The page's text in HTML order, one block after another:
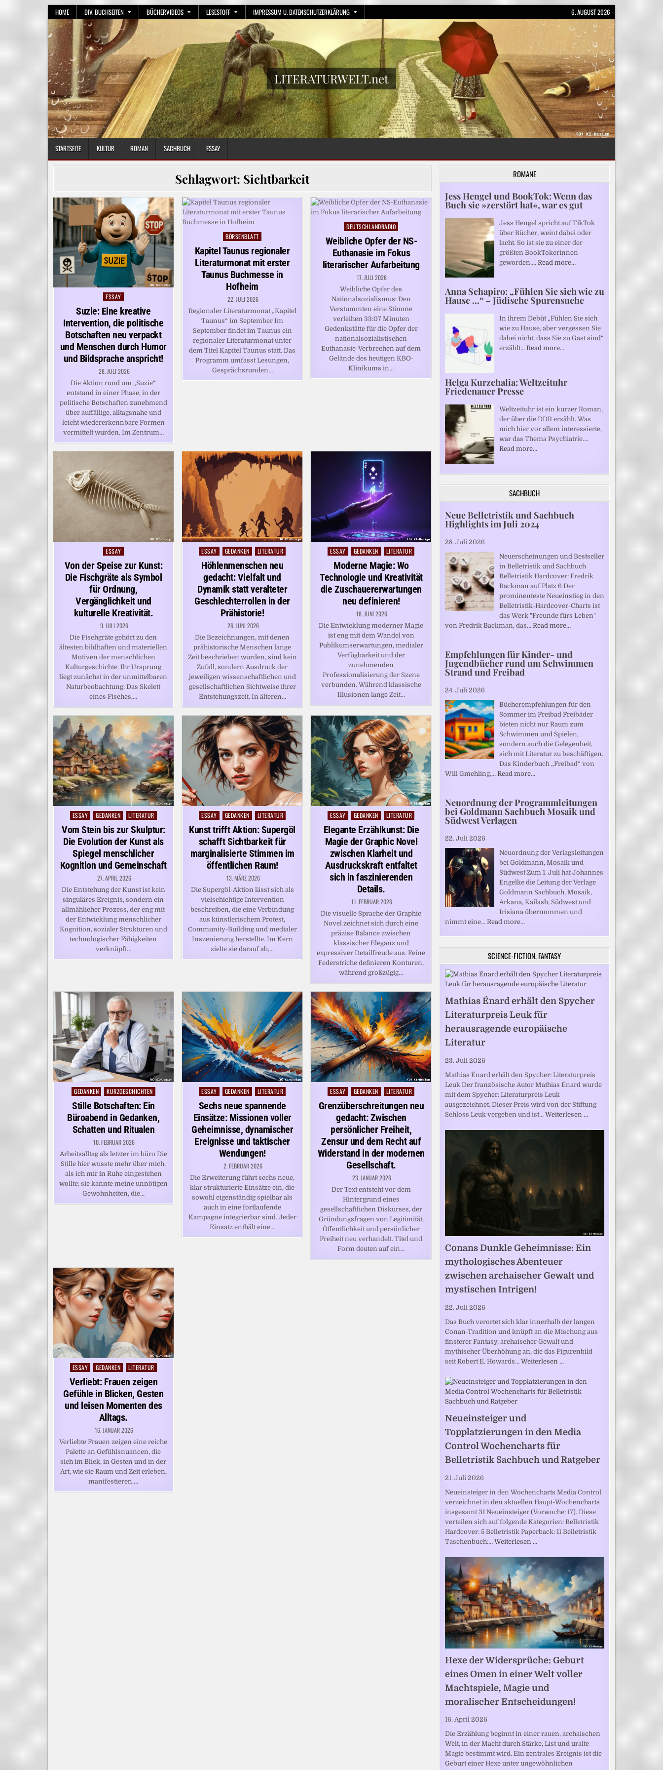
HOME DIV. BUCHSEITEN BÜCHERVIDEOS LESESTOFF IMPRESSUM U. DATENSCHUTZERKLÄRUNG 6. AUGUST 2026
LITERATURWELT.net
STARTSEITE KULTUR ROMAN SACHBUCH ESSAY
Schlagwort: Sichtbarkeit
Posted
in
ESSAY
Suzie: Eine kreative
Intervention, die politische
Botschaften neu verpackt
und Menschen durch Humor
und Bildsprache anspricht!
28. JULI 2026
Die Aktion rund um „Suzie“
entstand in einer Phase, in der
politische Botschaften zunehmend
über auffällige, alltagsnahe und
leicht wiedererkennbare Formen
vermittelt wurden. Im Zentrum…
Posted
in
BÖRSENBLATT
Kapitel Taunus regionaler
Literaturmonat mit erster
Taunus Buchmesse in
Hofheim
22. JULI 2026
Regionaler Literaturmonat „Kapitel
Taunus“ im September Im
September findet im Taunus ein
regionaler Literaturmonat unter
dem Titel Kapitel Taunus statt. Das
Programm umfasst Lesungen,
Gesprächsrunden…
Posted
in
DEUTSCHLANDRADIO
Weibliche Opfer der NS-
Euthanasie im Fokus
literarischer Aufarbeitung
17. JULI 2026
Weibliche Opfer des
Nationalsozialismus: Den
Verstummten eine Stimme
verleihen 33:07 Minuten
Gedenkstätte für die Opfer der
nationalsozialistischen
Euthanasie-Verbrechen auf dem
Gelände des heutigen KBO-
Klinikums in…
Posted
ESSAY
Von der Speise zur Kunst:
Die Fischgräte als Symbol
für Ordnung,
Vergänglichkeit und
kulturelle Kreativität.
9. JULI 2026
Die Fischgräte gehört zu den
ältesten bildhaften und materiellen
Motiven der menschlichen
Kulturgeschichte. Ihr Ursprung
liegt zunächst in der unmittelbaren
Naturbeobachtung: Das Skelett
eines Fisches,…
Posted
in
ESSAY GEDANKEN LITERATUR
Höhlenmenschen neu
gedacht: Vielfalt und
Dynamik statt veralteter
Geschlechterrollen in der
Prähistorie!
26. JUNI 2026
Die Bezeichnungen, mit denen
prähistorische Menschen lange
Zeit beschrieben wurden, sind kein
Zufall, sondern Ausdruck der
jeweiligen wissenschaftlichen und
gesellschaftlichen Sichtweise ihrer
Entstehungszeit. In älteren…
Posted
ESSAY GEDANKEN LITERATUR
Moderne Magie: Wo
Technologie und Kreativität
die Zuschauererwartungen
neu definieren!
18. JUNI 2026
Die Entwicklung moderner Magie
ist eng mit dem Wandel von
Publikumserwartungen, medialer
Verfügbarkeit und der
zunehmenden
Professionalisierung der Szene
verbunden. Während klassische
Illusionen lange Zeit…
Posted
ESSAY GEDANKEN LITERATUR
Vom Stein bis zur Skulptur:
Die Evolution der Kunst als
Spiegel menschlicher
Kognition und Gemeinschaft
27. APRIL 2026
Die Entstehung der Kunst ist kein
singuläres Ereignis, sondern ein
allmählicher Prozess, der eng mit
der Entwicklung menschlicher
Kognition, sozialer Strukturen und
technologischer Fähigkeiten
verknüpft…
Posted
ESSAY GEDANKEN LITERATUR
Kunst trifft Aktion: Supergöl
schafft Sichtbarkeit für
marginalisierte Stimmen im
öffentlichen Raum!
13. MÄRZ 2026
Die Supergöl-Aktion lässt sich als
vielschichtige Intervention
beschreiben, die eine Verbindung
aus künstlerischem Protest,
Community-Building und medialer
Inszenierung herstellte. Im Kern
zielte sie darauf ab,…
Posted
in
ESSAY GEDANKEN LITERATUR
Elegante Erzählkunst: Die
Magie der Graphic Novel
zwischen Klarheit und
Ausdruckskraft entfaltet
sich in faszinierenden
Details.
11. FEBRUAR 2026
Die visuelle Sprache der Graphic
Novel zeichnet sich durch eine
präzise Balance zwischen
klassischer Eleganz und
expressiver Detailfreude aus. Feine
Federstriche definieren Konturen,
während großzügig…
Posted
in
GEDANKEN KURZGESCHICHTEN
Stille Botschaften: Ein
Büroabend in Gedanken,
Schatten und Ritualen
10. FEBRUAR 2026
Arbeitsalltag als letzter im büro Die
Stille hier wusste mehr über mich,
als ich mir in Ruhe eingestehen
wollte: sie kannte meine unnötigen
Gewohnheiten, die…
Posted
in
ESSAY GEDANKEN LITERATUR
Sechs neue spannende
Einsätze: Missionen voller
Geheimnisse, dynamischer
Ereignisse und taktischer
Wendungen!
2. FEBRUAR 2026
Die Erweiterung führt sechs neue,
klar strukturierte Einsätze ein, die
sowohl eigenständig spielbar als
auch in eine fortlaufende
Kampagne integrierbar sind. Jeder
Einsatz enthält eine…
Posted
ESSAY GEDANKEN LITERATUR
Grenzüberschreitungen neu
gedacht: Zwischen
persönlicher Freiheit,
Zensur und dem Recht auf
Widerstand in der modernen
Gesellschaft.
23. JANUAR 2026
Der Text entsteht vor dem
Hintergrund eines
gesellschaftlichen Diskurses, der
Gründungsfragen von Legitimität,
Öffentlichkeit und persönlicher
Freiheit neu verhandelt. Titel und
Form deuten auf ein…
Posted
in
ESSAY GEDANKEN LITERATUR
Verliebt: Frauen zeigen
Gefühle in Blicken, Gesten
und leisen Momenten des
Alltags.
16. JANUAR 2026
Verliebte Frauen zeigen eine reiche
Palette an Gefühlsnuancen, die
sich im Blick, in Gesten und in der
Art, wie sie Raum und Zeit erleben,
manifestieren….
ROMANE
Jess Hengel und BookTok: Wenn das
Buch sie »zerstört hat«, war es gut
Jess Hengel spricht auf TikTok
über Bücher, weint dabei oder
lacht. So ist sie zu einer der
größten BookTokerinnen
geworden.… Read more…
Anna Schapiro: „Fühlen Sie sich wie zu
Hause …“ – Jüdische Spurensuche
In ihrem Debüt „Fühlen Sie sich
wie zu Hause, aber vergessen Sie
dabei nicht, dass Sie zu Gast sind“
erzählt… Read more…
Helga Kurzchalia: Weltzeituhr
Friedenauer Presse
Weltzeituhr ist ein kurzer Roman,
der über die DDR erzählt. Was
mich hier vor allem interessierte,
war das Thema Psychiatrie.…
Read more…
SACHBUCH
Neue Belletristik und Sachbuch
Highlights im Juli 2024
28. Juli 2026
Neuerscheinungen und Bestseller
in Belletristik und Sachbuch
Belletristik Hardcover: Fredrik
Backman auf Platz 6 Der
prominenteste Neueinstieg in den
Belletristik-Hardcover-Charts ist
das Werk "Freunde fürs Leben"
von Fredrik Backman, das… Read more…
Empfehlungen für Kinder- und
Jugendbücher rund um Schwimmen
Strand und Freibad
24. Juli 2026
Bücherempfehlungen für den
Sommer im Freibad Freibäder
bieten nicht nur Raum zum
Schwimmen und Spielen,
sondern auch die Gelegenheit,
sich mit Literatur zu beschäftigen.
Das Kinderbuch „Freibad“ von
Will Gmehling,… Read more…
Neuordnung der Programmleitungen
bei Goldmann Sachbuch Mosaik und
Südwest Verlagen
22. Juli 2026
Neuordnung der Verlagsleitungen
bei Goldmann, Mosaik und
Südwest Zum 1. Juli hat Johannes
Engelke die Leitung der Verlage
Goldmann Sachbuch, Mosaik,
Arkana, Kailash, Südwest und
Irisiana übernommen und
nimmt eine… Read more…
SCIENCE-FICTION, FANTASY
Mathias Énard erhält den Spycher
Literaturpreis Leuk für
herausragende europäische
Literatur
23. Juli 2026
Mathias Énard erhält den Spycher: Literaturpreis
Leuk Der französische Autor Mathias Énard wurde
mit dem Spycher: Literaturpreis Leuk
ausgezeichnet. Dieser Preis wird von der Stiftung
Schloss Leuk vergeben und ist… Weiterlesen …
Conans Dunkle Geheimnisse: Ein
mythologisches Abenteuer
zwischen archaischer Gewalt und
mystischen Intrigen!
22. Juli 2026
Das Buch verortet sich klar innerhalb der langen
Conan-Tradition und knüpft an die Mischung aus
finsterer Fantasy, archaischer Gewalt und
mythischer Überhöhung an, die das Figurenbild
seit Robert E. Howards… Weiterlesen …
Neueinsteiger und
Topplatzierungen in den Media
Control Wochencharts für
Belletristik Sachbuch und Ratgeber
21. Juli 2026
Neueinsteiger in den Wochencharts Media Control
verzeichnet in den aktuellen Haupt-Wochencharts
insgesamt 31 Neueinsteiger (Vorwoche: 17). Diese
verteilen sich auf folgende Kategorien: Belletristik
Hardcover: 5 Belletristik Paperback: 11 Belletristik
Taschenbuch:… Weiterlesen …
Hexe der Widersprüche: Geburt
eines Omen in einer Welt voller
Machtspiele, Magie und
moralischer Entscheidungen!
16. April 2026
Die Erzählung beginnt in einer rauen, archaischen
Welt, in der Macht durch Stärke, List und uralte
Magie bestimmt wird. Ein zentrales Ereignis ist die
Geburt einer Hexe unter ungewöhnlichen